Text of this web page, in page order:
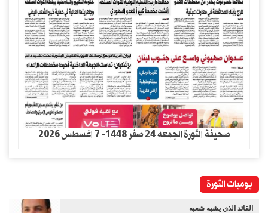
صحيفة الثورة الجمعه 24 صفر 1448- 7 اغسطس 2026
يوميات الثورة
القائد الذي يشبه شعبه